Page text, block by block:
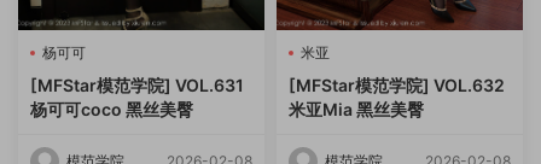
杨可可
[MFStar模范学院] VOL.631
杨可可coco 黑丝美臀
米亚
[MFStar模范学院] VOL.632
米亚Mia 黑丝美臀